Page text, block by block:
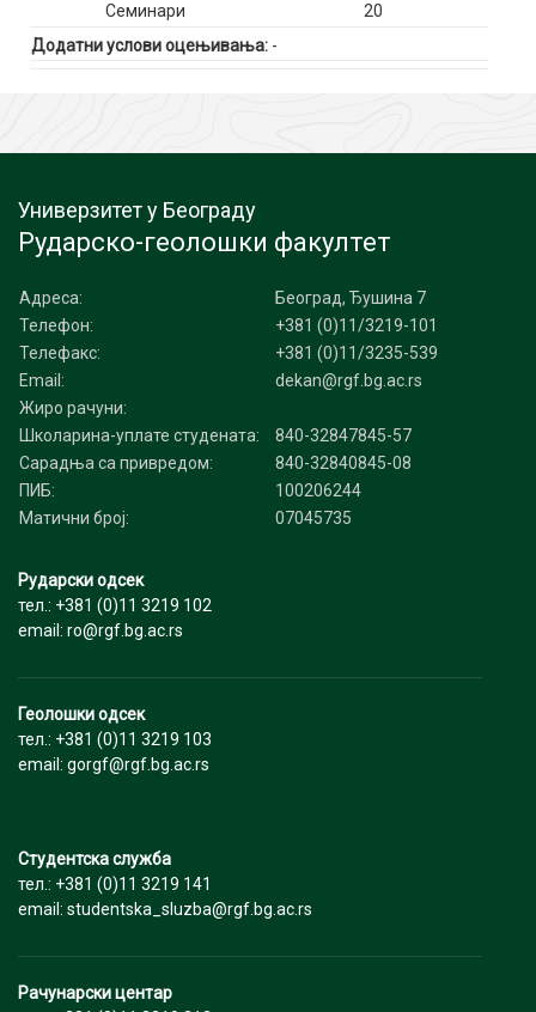
Семинари
20
Додатни услови оцењивања: -
Универзитет у Београду
Рударско-геолошки факултет
Адреса:
Београд, Ђушина 7
Телефон:
+381 (0)11/3219-101
Телефакс:
+381 (0)11/3235-539
Email:
dekan@rgf.bg.ac.rs
Жиро рачуни:
Школарина-уплате студената:
840-32847845-57
Сарадња са привредом:
840-32840845-08
ПИБ:
100206244
Матични број:
07045735
Рударски одсек
тел.: +381 (0)11 3219 102
email: ro@rgf.bg.ac.rs
Геолошки одсек
тел.: +381 (0)11 3219 103
email: gorgf@rgf.bg.ac.rs
Студентска служба
тел.: +381 (0)11 3219 141
email: studentska_sluzba@rgf.bg.ac.rs
Рачунарски центар